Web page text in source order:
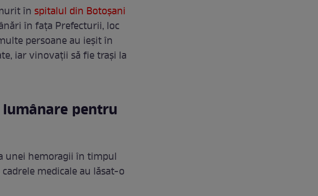
în spitalul din Botoșani
în fața Prefecturii, loc
persoane au ieșit în
iar vinovații să fie trași la
pentru
unei hemoragii în timpul
medicale au lăsat-o